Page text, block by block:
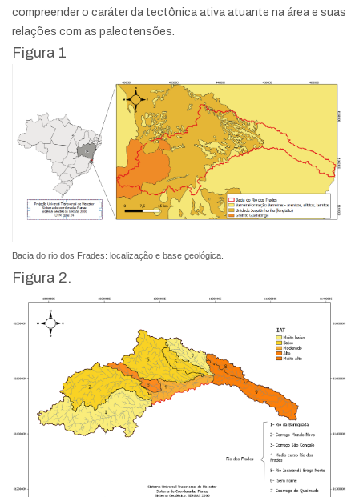
compreender o caráter da tectônica ativa atuante na área e suas
relações com as paleotensões.
Figura 1
Bacia do rio dos Frades: localização e base geológica.
Figura 2.